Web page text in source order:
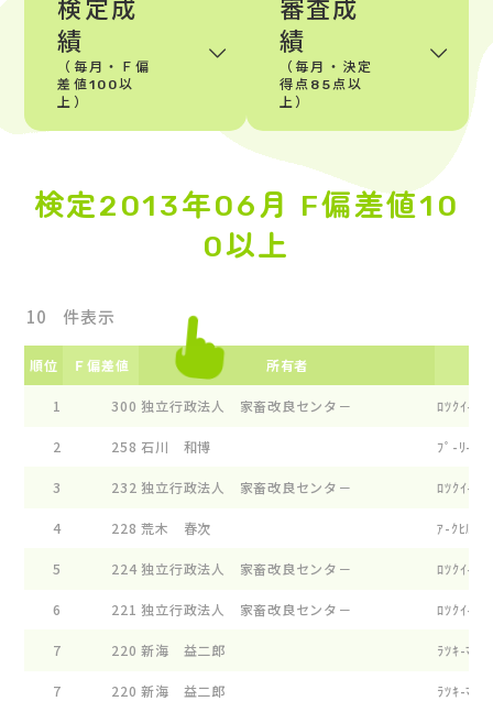
検定成
績
（毎月・Ｆ偏
差値100以
上）
審査成
績
（毎月・決定
得点85点以
上）
検定2013年06月 F偏差値10
0以上
件表示
順位 Ｆ偏差値 所有者
1 300 独立行政法人 家畜改良センタ－ ﾛﾂｸｲ-ｸ
2 258 石川 和博 ﾌﾟ-ﾘ- ﾌ
3 232 独立行政法人 家畜改良センタ－ ﾛﾂｸｲ-ｸ
4 228 荒木 春次 ｱ-ｸﾋﾙ ﾌ
5 224 独立行政法人 家畜改良センタ－ ﾛﾂｸｲ-ｸﾞ
6 221 独立行政法人 家畜改良センタ－ ﾛﾂｸｲ-ｸﾞ
7 220 新海 益二郎 ﾗﾂｷ-ﾏ-ｼ
7 220 新海 益二郎 ﾗﾂｷ-ﾏ-ｼ